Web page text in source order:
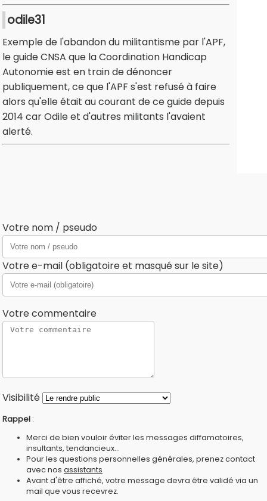
odile31
Exemple de l'abandon du militantisme par l'APF,
le guide CNSA que la Coordination Handicap
Autonomie est en train de dénoncer
publiquement, ce que l'APF s'est refusé à faire
alors qu'elle était au courant de ce guide depuis
2014 car Odile et d'autres militants l'avaient
alerté.
Votre nom / pseudo
Votre e-mail (obligatoire et masqué sur le site)
Votre commentaire
Visibilité
Rappel :
Merci de bien vouloir éviter les messages diffamatoires,
insultants, tendancieux...
Pour les questions personnelles générales, prenez contact
avec nos assistants
Avant d'être affiché, votre message devra être validé via un
mail que vous recevrez.